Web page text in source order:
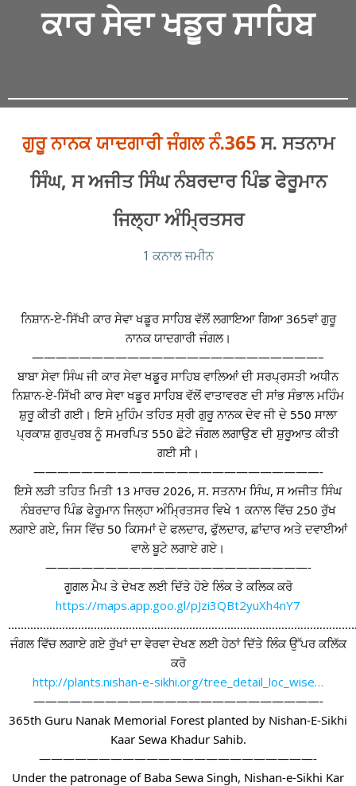
ਕਾਰ ਸੇਵਾਖਡੂਰ ਸਾਹਿਬ
ਗੁਰੂ ਨਾਨਕ ਯਾਦਗਾਰੀ ਜੰਗਲ ਨੰ.365ਸ. ਸਤਨਾਮ
ਸਿੰਘ, ਸ ਅਜੀਤ ਸਿੰਘ ਨੰਬਰਦਾਰ ਪਿੰਡ ਫੇਰੂਮਾਨ
ਜਿਲ੍ਹਾ ਅੰਮ੍ਰਿਤਸਰ
1 ਕਨਾਲ ਜਮੀਨ
ਨਿਸ਼ਾਨ-ਏ-ਸਿੱਖੀ ਕਾਰ ਸੇਵਾ ਖਡੂਰ ਸਾਹਿਬ ਵੱਲੋਂ ਲਗਾਇਆ ਗਿਆ 365ਵਾਂ ਗੁਰੂ
ਨਾਨਕ ਯਾਦਗਾਰੀ ਜੰਗਲ।
————————————————————————–
ਬਾਬਾ ਸੇਵਾ ਸਿੰਘ ਜੀ ਕਾਰ ਸੇਵਾ ਖਡੂਰ ਸਾਹਿਬ ਵਾਲਿਆਂ ਦੀ ਸਰਪ੍ਰਸਤੀ ਅਧੀਨ
ਨਿਸ਼ਾਨ-ਏ-ਸਿੱਖੀ ਕਾਰ ਸੇਵਾ ਖਡੂਰ ਸਾਹਿਬ ਵੱਲੋਂ ਵਾਤਾਵਰਣ ਦੀ ਸਾਂਭ ਸੰਭਾਲ ਮਹਿੰਮ
ਸ਼ੁਰੂ ਕੀਤੀ ਗਈ। ਇਸੇ ਮੁਹਿੰਮ ਤਹਿਤ ਸ੍ਰੀ ਗੁਰੂ ਨਾਨਕ ਦੇਵ ਜੀ ਦੇ 550 ਸਾਲਾ
ਪ੍ਰਕਾਸ਼ ਗੁਰਪੁਰਬ ਨੂੰ ਸਮਰਪਿਤ 550 ਛੋਟੇ ਜੰਗਲ ਲਗਾਉਣ ਦੀ ਸ਼ੁਰੂਆਤ ਕੀਤੀ
ਗਈ ਸੀ।
————————————————————————-
ਇਸੇ ਲੜੀ ਤਹਿਤ ਮਿਤੀ 13 ਮਾਰਚ 2026, ਸ. ਸਤਨਾਮ ਸਿੰਘ, ਸ ਅਜੀਤ ਸਿੰਘ
ਨੰਬਰਦਾਰ ਪਿੰਡ ਫੇਰੂਮਾਨ ਜਿਲ੍ਹਾ ਅੰਮ੍ਰਿਤਸਰ ਵਿਖੇ 1 ਕਨਾਲ ਵਿੱਚ 250 ਰੁੱਖ
ਲਗਾਏ ਗਏ, ਜਿਸ ਵਿੱਚ 50 ਕਿਸਮਾਂ ਦੇ ਫਲਦਾਰ, ਫੁੱਲਦਾਰ, ਛਾਂਦਾਰ ਅਤੇ ਦਵਾਈਆਂ
ਵਾਲੇ ਬੂਟੇ ਲਗਾਏ ਗਏ।
——————————————————————-
ਗੂਗਲ ਮੈਪ ਤੇ ਦੇਖਣ ਲਈ ਦਿੱਤੇ ਹੋਏ ਲਿੰਕ ਤੇ ਕਲਿਕ ਕਰੋ
https://maps.app.goo.gl/pJzi3QBt2yuXh4nY7
ਜੰਗਲ ਵਿੱਚ ਲਗਾਏ ਗਏ ਰੁੱਖਾਂ ਦਾ ਵੇਰਵਾ ਦੇਖਣ ਲਈ ਹੇਠਾਂ ਦਿੱਤੇ ਲਿੰਕ ਉੱਪਰ ਕਲਿੱਕ
ਕਰੋ
http://plants.nishan-e-sikhi.org/tree_detail_loc_wise…
————————————————————————-
365th Guru Nanak Memorial Forest planted by Nishan-E-Sikhi
Kaar Sewa Khadur Sahib.
———————————————————————-
Under the patronage of Baba Sewa Singh, Nishan-e-Sikhi Kar